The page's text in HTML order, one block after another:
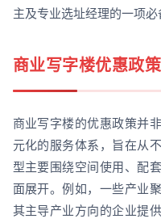
主及专业选址经理的一项必
商业写字楼优惠政
商业写字楼的优惠政策并
元化的服务体系，旨在从
型主要围绕空间使用、配
面展开。例如，一些产业
其主导产业方向的企业提